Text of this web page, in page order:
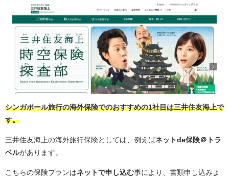
シンガポール旅行の海外保険でのおすすめの1社目は三井住友海上で
す。
三井住友海上の海外旅行保険としては、例えばネットde保険＠トラ
ベルがあります。
こちらの保険プランはネットで申し込む事により、書類申し込みよ